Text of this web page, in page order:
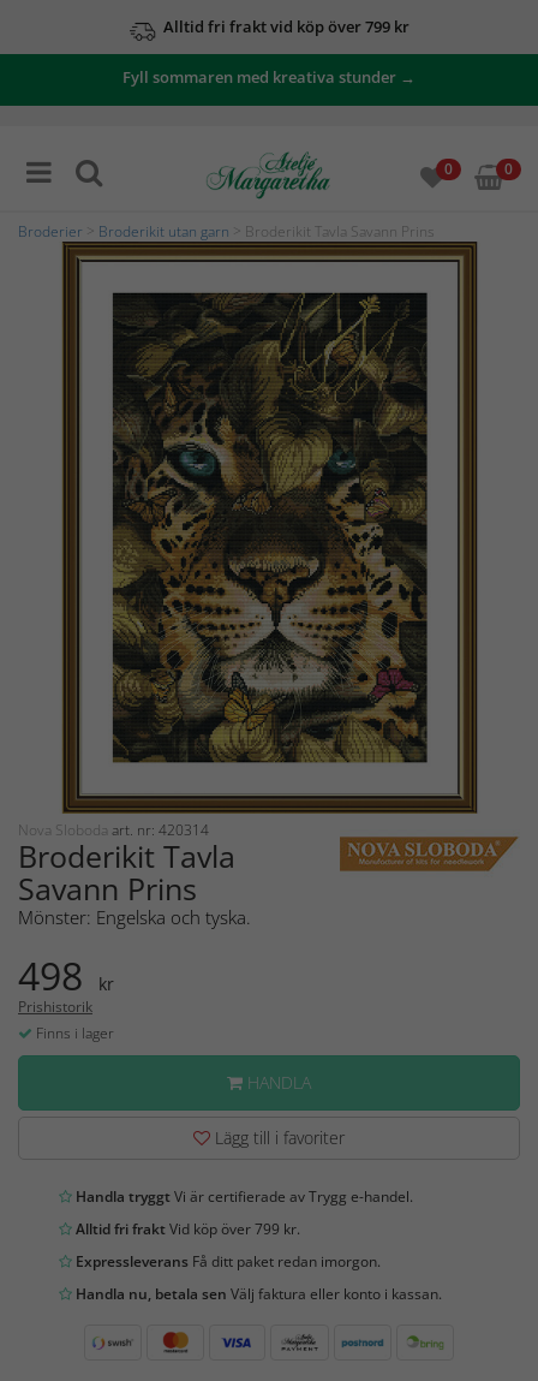
Alltid fri frakt vid köp över 799 kr
Fyll sommaren med kreativa stunder →
0 0
Broderier Broderikit utan garn > Broderikit Tavla Savann Prins
Nova Sloboda art. nr: 420314
Broderikit Tavla
Savann Prins
Mönster: Engelska och tyska.
498 kr
Prishistorik
Finns i lager
HANDLA
Lägg till i favoriter
Handla tryggtVi är certifierade av Trygg e-handel.
Alltid fri fraktVid köp över 799 kr.
Expressleverans Få ditt paket redan imorgon.
Handla nu, betala sen Välj faktura eller konto i kassan.